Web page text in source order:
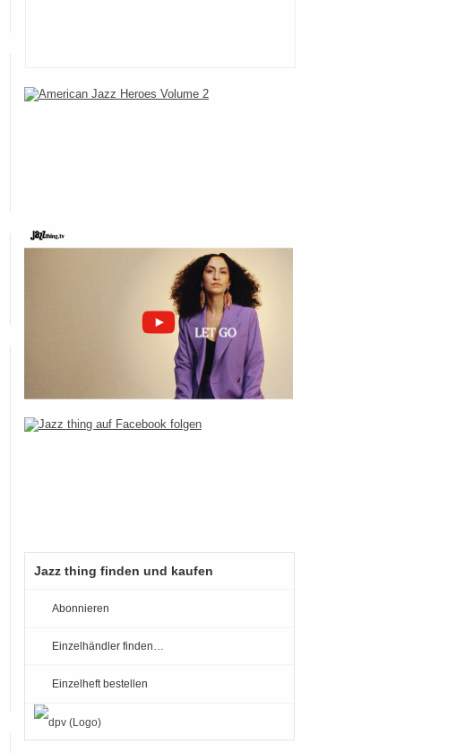
Jazz thing finden und kaufen
Abonnieren
Einzelhändler finden…
Einzelheft bestellen